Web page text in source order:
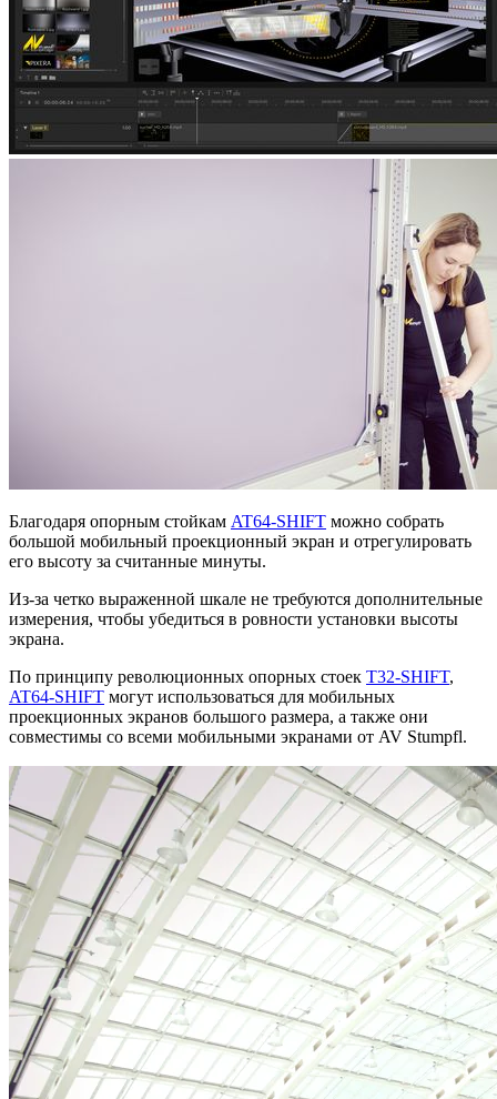
Благодаря опорным стойкам AT64-SHIFT можно собрать
большой мобильный проекционный экран и отрегулировать
его высоту за считанные минуты.
Из-за четко выраженной шкале не требуются дополнительные
измерения, чтобы убедиться в ровности установки высоты
экрана.
По принципу революционных опорных стоек T32-SHIFT,
AT64-SHIFT могут использоваться для мобильных
проекционных экранов большого размера, а также они
совместимы со всеми мобильными экранами от AV Stumpfl.